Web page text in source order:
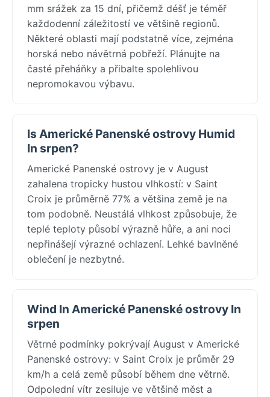
mm srážek za 15 dní, přičemž déšť je téměř
každodenní záležitostí ve většině regionů.
Některé oblasti mají podstatně více, zejména
horská nebo návětrná pobřeží. Plánujte na
časté přeháňky a přibalte spolehlivou
nepromokavou výbavu.
Is Americké Panenské ostrovy Humid
In srpen?
Americké Panenské ostrovy je v August
zahalena tropicky hustou vlhkostí: v Saint
Croix je průměrně 77% a většina země je na
tom podobně. Neustálá vlhkost způsobuje, že
teplé teploty působí výrazně hůře, a ani noci
nepřinášejí výrazné ochlazení. Lehké bavlněné
oblečení je nezbytné.
Wind In Americké Panenské ostrovy In
srpen
Větrné podmínky pokrývají August v Americké
Panenské ostrovy: v Saint Croix je průměr 29
km/h a celá země působí během dne větrně.
Odpolední vítr zesiluje ve většině měst a